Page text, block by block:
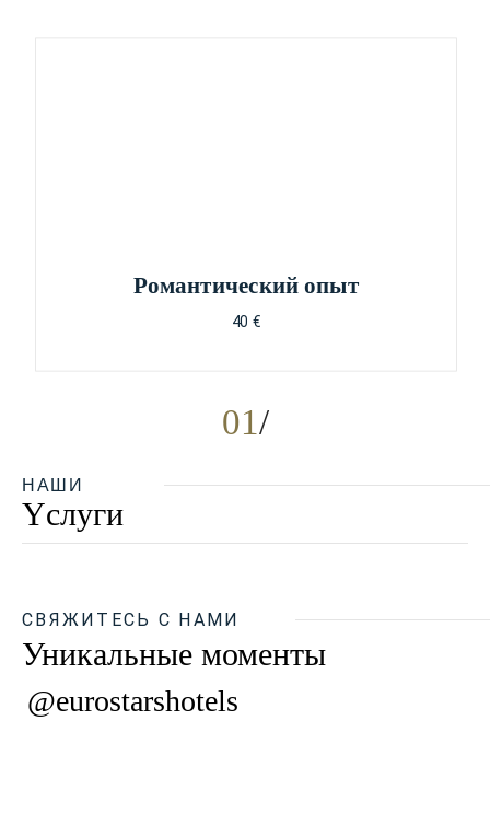
01
Pомантический опыт
40 €
НАШИ
Yслуги
СВЯЖИТЕСЬ С НАМИ
Уникальные моменты
@eurostarshotels